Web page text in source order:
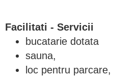
Facilitati - Servicii
bucatarie dotata
sauna,
loc pentru parcare,